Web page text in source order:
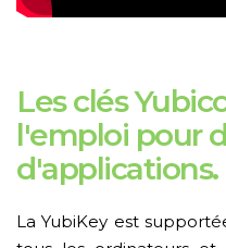
Les clés
l'emploi pour
d'applications.
La YubiKey est